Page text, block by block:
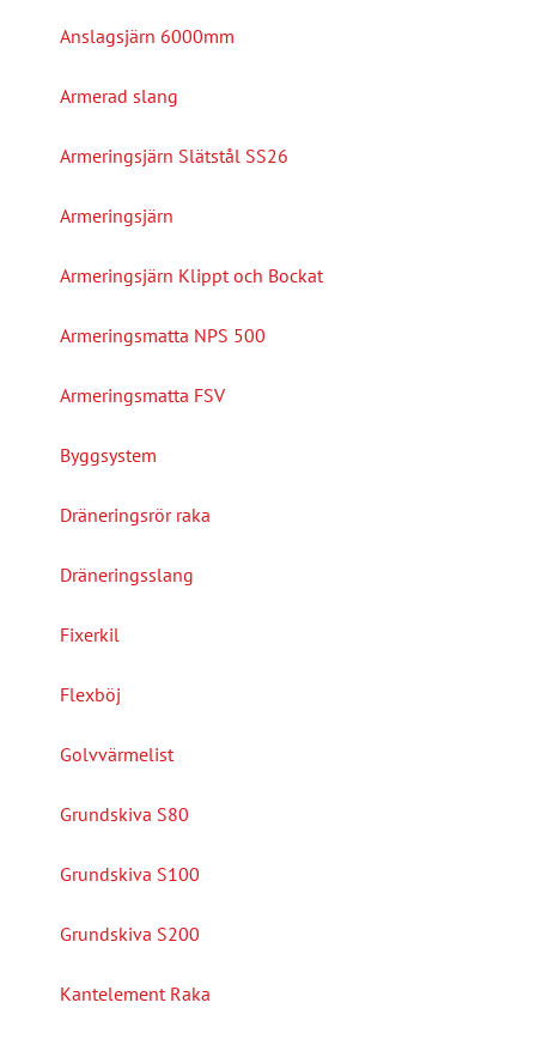
Anslagsjärn 6000mm
Armerad slang
Armeringsjärn Slätstål SS26
Armeringsjärn
Armeringsjärn Klippt och Bockat
Armeringsmatta NPS 500
Armeringsmatta FSV
Byggsystem
Dräneringsrör raka
Dräneringsslang
Fixerkil
Flexböj
Golvvärmelist
Grundskiva S80
Grundskiva S100
Grundskiva S200
Kantelement Raka